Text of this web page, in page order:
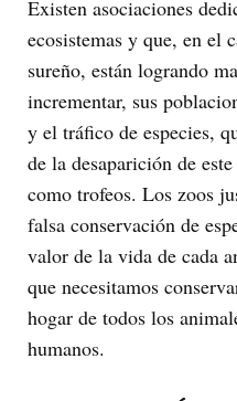
Existen asociaciones
ecosistemas y que, en el
sureño, están logrando
incrementar, sus
y el tráfico de especies,
de la desaparición de
como trofeos. Los zoos
falsa conservación de
valor de la vida de cada
que necesitamos
hogar de todos los
humanos.